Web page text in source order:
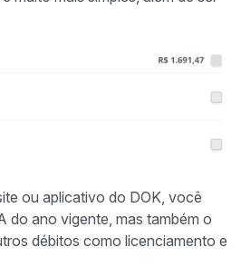
ou aplicativo do DOK, você
do ano vigente, mas também o
débitos como licenciamento e